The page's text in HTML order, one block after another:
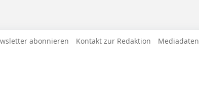
abonnieren Kontakt zur Redaktion Mediadaten